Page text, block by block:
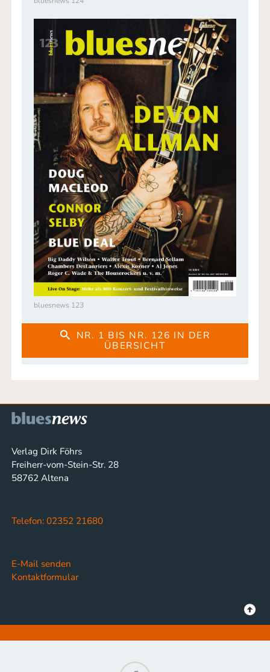
bluesnews 123
NR. 1 BIS NR. 126 IN DER
ÜBERSICHT
Verlag Dirk Föhrs
Freiherr-vom-Stein-Str. 28
58762 Altena
Telefon: 02352 21680
E-Mail senden
Kontaktformular